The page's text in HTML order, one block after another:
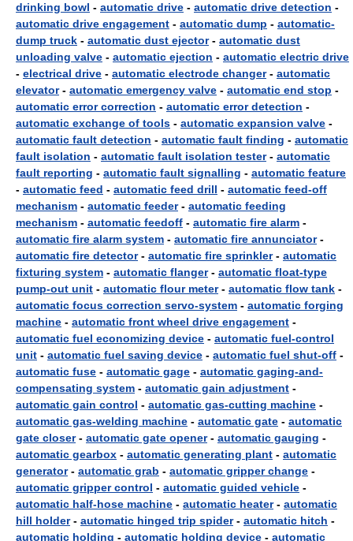
drinking bowl - automatic drive - automatic drive detection -
automatic drive engagement - automatic dump - automatic-
dump truck - automatic dust ejector- automatic dust
unloading valve - automatic ejection - automatic electric drive
- electrical drive - automatic electrode changer- automatic
elevator- automatic emergency valve - automatic end stop -
automatic error correction - automatic error detection -
automatic exchange of tools - automatic expansion valve -
automatic fault detection - automatic fault finding - automatic
fault isolation - automatic fault isolation tester- automatic
fault reporting - automatic fault signalling - automatic feature
- automatic feed - automatic feed drill - automatic feed-off
mechanism - automatic feeder- automatic feeding
mechanism - automatic feedoff - automatic fire alarm -
automatic fire alarm system - automatic fire annunciator-
automatic fire detector- automatic fire sprinkler- automatic
fixturing system - automatic flanger- automatic float-type
pump-out unit - automatic flour meter- automatic flow tank -
automatic focus correction servo-system - automatic forging
machine - automatic front wheel drive engagement -
automatic fuel economizing device - automatic fuel-control
unit - automatic fuel saving device - automatic fuel shut-off -
automatic fuse - automatic gage - automatic gaging-and-
compensating system - automatic gain adjustment -
automatic gain control - automatic gas-cutting machine -
automatic gas-welding machine - automatic gate - automatic
gate closer- automatic gate opener- automatic gauging -
automatic gearbox - automatic generating plant - automatic
generator- automatic grab - automatic gripper change -
automatic gripper control - automatic guided vehicle -
automatic half-hose machine - automatic heater- automatic
hill holder- automatic hinged trip spider- automatic hitch -
automatic holding - automatic holding device - automatic